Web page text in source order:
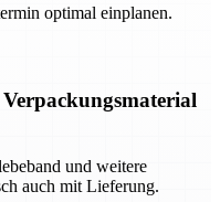
optimal einplanen.
und weitere
auch mit Lieferung.